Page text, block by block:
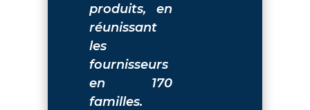
produits, en
réunissant
les
fournisseurs
en 170
familles.